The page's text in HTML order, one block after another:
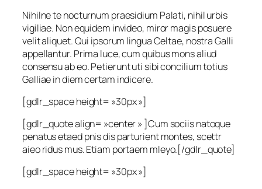
Nihilne te nocturnum praesidium Palati, nihil urbis
vigiliae. Non equidem invideo, miror magis posuere
velit aliquet. Qui ipsorum lingua Celtae, nostra Galli
appellantur. Prima luce, cum quibus mons aliud
consensu ab eo. Petierunt uti sibi concilium totius
Galliae in diem certam indicere.
[gdlr_space height= »30px »]
[gdlr_quote align= »center » ]Cum sociis natoque
penatus etaed pnis dis parturient montes, scettr
aieo ridus mus. Etiam portaem mleyo.[/gdlr_quote]
[gdlr_space height= »30px »]